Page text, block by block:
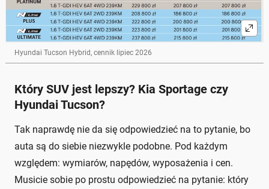
Hyundai Tucson Hybrid, cennik lipiec 2026
Który SUV jest lepszy? Kia Sportage czy
Hyundai Tucson?
Tak naprawdę nie da się odpowiedzieć na to pytanie, bo
auta są do siebie niezwykle podobne. Pod każdym
względem: wymiarów, napędów, wyposażenia i cen.
Musicie sobie po prostu odpowiedzieć na pytanie: który